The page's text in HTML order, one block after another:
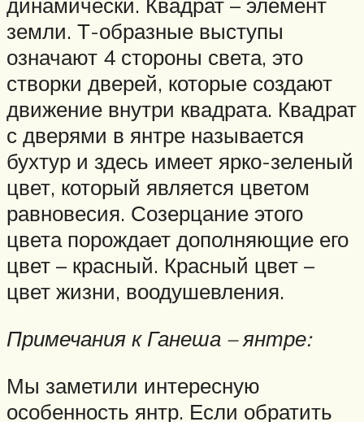
динамически. Квадрат – элемент
земли. Т-образные выступы
означают 4 стороны света, это
створки дверей, которые создают
движение внутри квадрата. Квадрат
с дверями в янтре называется
бухтур и здесь имеет ярко-зеленый
цвет, который является цветом
равновесия. Созерцание этого
цвета порождает дополняющие его
цвет – красный. Красный цвет –
цвет жизни, воодушевления.
Примечания к Ганеша – янтре:
Мы заметили интересную
особенность янтр. Если обратить